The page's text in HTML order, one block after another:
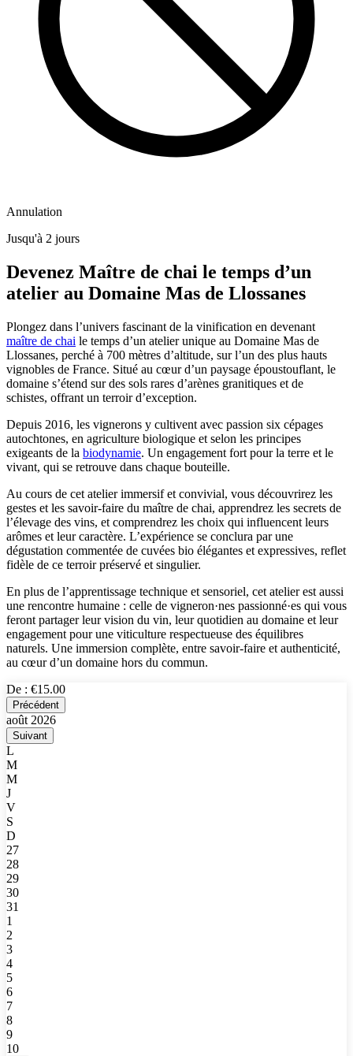
Annulation
Jusqu'à 2 jours
Devenez Maître de chai le temps d’un
atelier au Domaine Mas de Llossanes
Plongez dans l’univers fascinant de la vinification en devenant
maître de chai le temps d’un atelier unique au Domaine Mas de
Llossanes, perché à 700 mètres d’altitude, sur l’un des plus hauts
vignobles de France. Situé au cœur d’un paysage époustouflant, le
domaine s’étend sur des sols rares d’arènes granitiques et de
schistes, offrant un terroir d’exception.
Depuis 2016, les vignerons y cultivent avec passion six cépages
autochtones, en agriculture biologique et selon les principes
exigeants de la biodynamie. Un engagement fort pour la terre et le
vivant, qui se retrouve dans chaque bouteille.
Au cours de cet atelier immersif et convivial, vous découvrirez les
gestes et les savoir-faire du maître de chai, apprendrez les secrets de
l’élevage des vins, et comprendrez les choix qui influencent leurs
arômes et leur caractère. L’expérience se conclura par une
dégustation commentée de cuvées bio élégantes et expressives, reflet
fidèle de ce terroir préservé et singulier.
En plus de l’apprentissage technique et sensoriel, cet atelier est aussi
une rencontre humaine : celle de vigneron·nes passionné·es qui vous
feront partager leur vision du vin, leur quotidien au domaine et leur
engagement pour une viticulture respectueuse des équilibres
naturels. Une immersion complète, entre savoir-faire et authenticité,
au cœur d’un domaine hors du commun.
De : €15.00
Précédent
août 2026
Suivant
L
M
M
J
V
S
D
27
28
29
30
31
1
2
3
4
5
6
7
8
9
10